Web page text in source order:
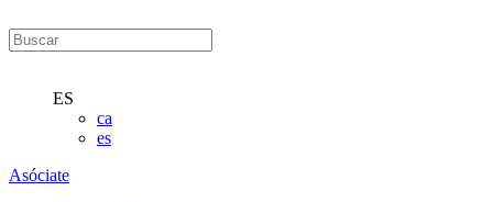
ES
ca
es
Asóciate